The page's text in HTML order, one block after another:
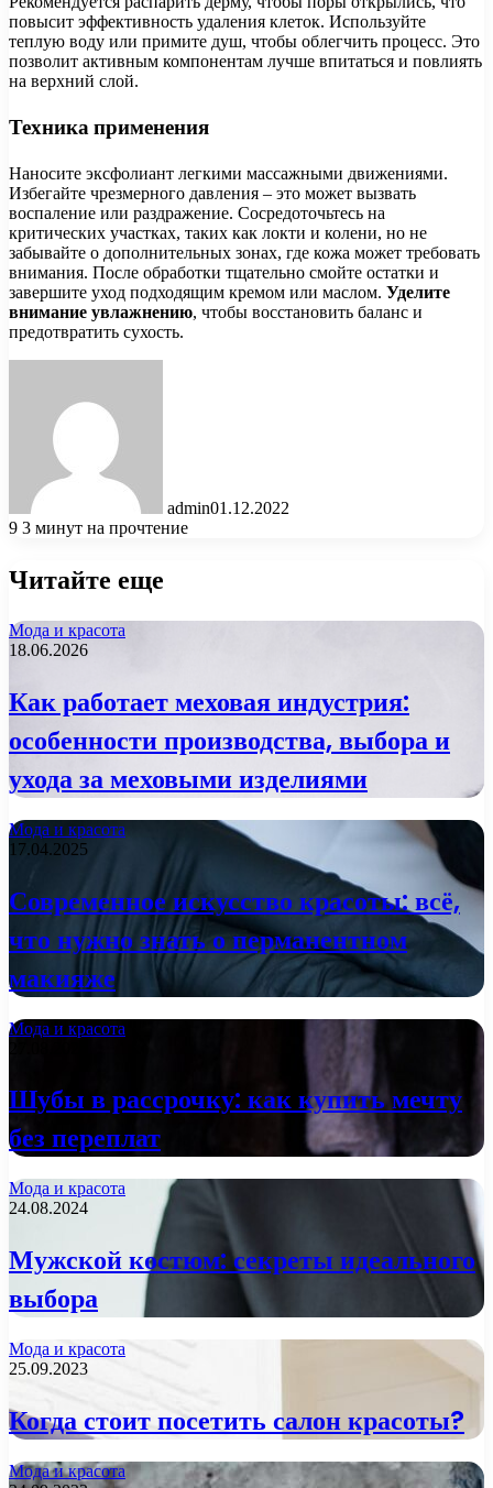
повысит эффективность удаления клеток. Используйте
теплую воду или примите душ, чтобы облегчить процесс. Это
позволит активным компонентам лучше впитаться и повлиять
на верхний слой.
Техника применения
Наносите эксфолиант легкими массажными движениями.
Избегайте чрезмерного давления – это может вызвать
воспаление или раздражение. Сосредоточьтесь на
критических участках, таких как локти и колени, но не
забывайте о дополнительных зонах, где кожа может требовать
внимания. После обработки тщательно смойте остатки и
завершите уход подходящим кремом или маслом. Уделите
внимание увлажнению, чтобы восстановить баланс и
предотвратить сухость.
admin01.12.2022
9 3 минут на прочтение
Читайте еще
Мода и красота
18.06.2026
Как работает меховая индустрия:
особенности производства, выбора и
ухода за меховыми изделиями
Мода и красота
17.04.2025
Современное искусство красоты: всё,
что нужно знать о перманентном
макияже
Мода и красота
Шубы в рассрочку: как купить мечту
без переплат
Мода и красота
24.08.2024
Мужской костюм: секреты идеального
выбора
Мода и красота
25.09.2023
Когда стоит посетить салон красоты?
Мода и красота